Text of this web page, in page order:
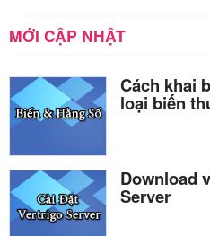
MỚI CẬP NHẬT
Cách khai
loại biến
Download
Server